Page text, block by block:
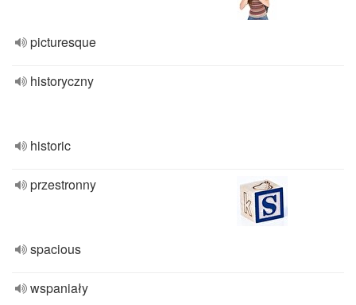
picturesque
historyczny
historic
przestronny
spacious
wspaniały